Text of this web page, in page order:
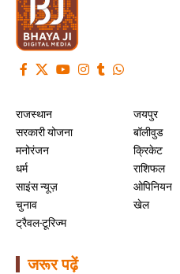
राजस्थान
सरकारी योजना
मनोरंजन
धर्म
साइंस न्यूज़
चुनाव
ट्रैवल-टूरिज्म
जयपुर
बॉलीवुड
क्रिकेट
राशिफल
ओपिनियन
खेल
जरूर पढ़ें